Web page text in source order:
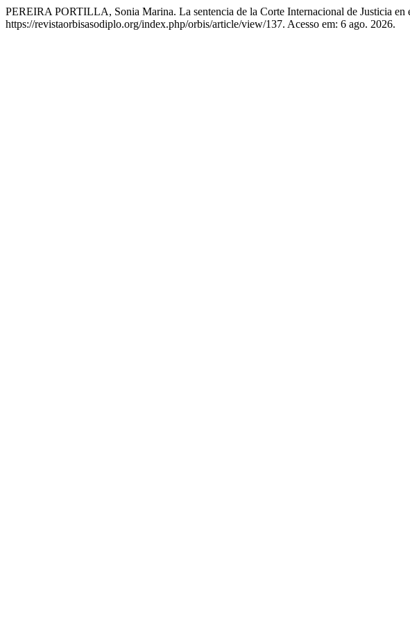
PEREIRA PORTILLA, Sonia Marina. La sentencia de la Corte Internacional de Justicia en
https://revistaorbisasodiplo.org/index.php/orbis/article/view/137. Acesso em: 6 ago. 2026.